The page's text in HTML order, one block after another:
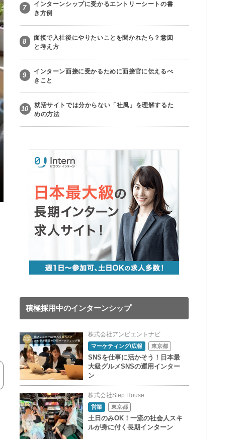
7
インターンシップに受かるエントリーシートの書
き方例
8
面接で入社後にやりたいことを聞かれたら？意図
と考え方
9
インターン面接に受かるために面接官に伝えるべ
きこと
10
就活サイトでは分からない「社風」を理解するた
めの方法
積極採用中のインターンシップ
株式会社アンビエントナビ
マーケティング/広報 東京都
SNSを仕事に活かそう！日本最
大級グルメSNSの運用インター
ン
株式会社Step House
営業 東京都
土日のみOK！一流の社会人スキ
ルが身に付く長期インターン